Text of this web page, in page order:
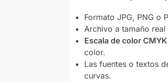
Formato JPG, PNG o
Archivo a tamaño
Escala de color CMYK
color.
Las fuentes o textos
curvas.